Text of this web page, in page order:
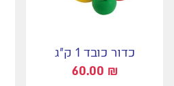
כדור כובד 1 ק"ג
60.00 ₪